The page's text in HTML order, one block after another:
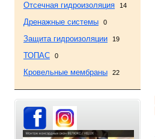
Отсечная гидроизоляция 14
Дренажные системы 0
Защита гидроизоляции 19
ТОПАС 0
Кровельные мембраны 22